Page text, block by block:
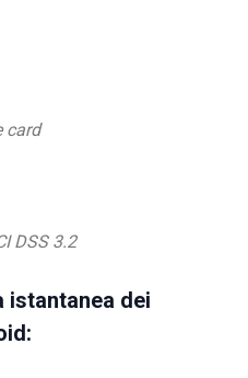
card
DSS 3.2
istantanea dei